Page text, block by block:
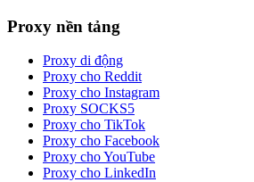
Proxy nền tảng
Proxy di động
Proxy cho Reddit
Proxy cho Instagram
Proxy SOCKS5
Proxy cho TikTok
Proxy cho Facebook
Proxy cho YouTube
Proxy cho LinkedIn